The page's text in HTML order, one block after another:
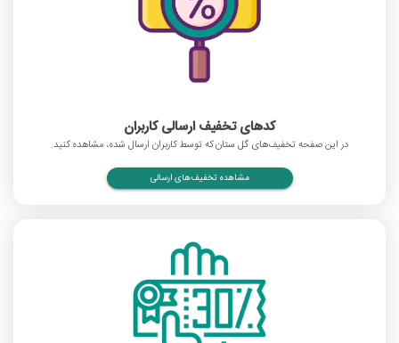
کدهای تخفیف ارسالی کاربران
در این صفحه تخفیف‌های گل ستان که توسط کاربران ارسال شده، مشاهده کنید.
مشاهده تخفیف‌های ارسالی